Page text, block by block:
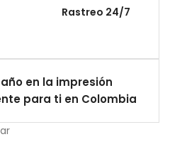
Rastreo 24/7
en la impresión
para ti en Colombia